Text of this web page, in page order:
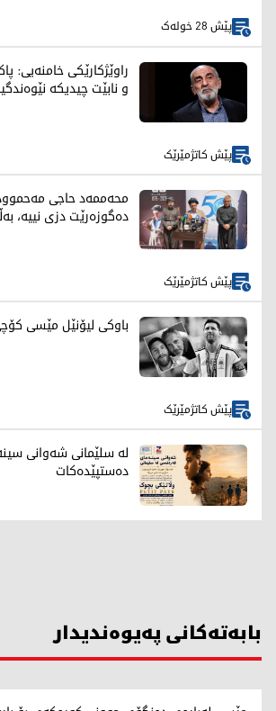
پێش 28 خولەک
راوێژکارێکی خامنەیی:
و نابێت چیدیکە
پێش کاتژمێرێک
محەممەد حاجی
دەگوزەرێت دزی نییە،
پێش کاتژمێرێک
باوکی لیۆنێل مێسی
پێش کاتژمێرێک
لە سلێمانی شەوانی
دەستپێدەکات
بابەتەکانی پەیوەندیدار